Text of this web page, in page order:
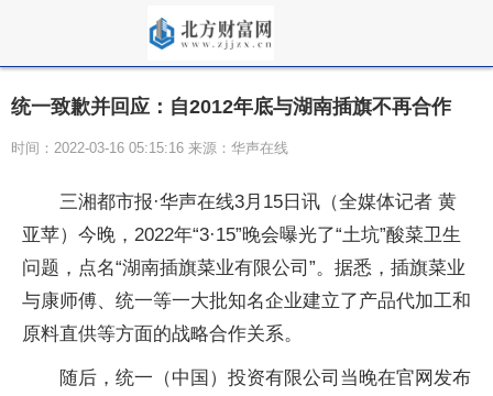
统一致歉并回应：自2012年底与湖南插旗不再合作
时间：2022-03-16 05:15:16 来源：华声在线
三湘都市报·华声在线3月15日讯（全媒体记者 黄
亚苹）今晚，2022年“3·15”晚会曝光了“土坑”酸菜卫生
问题，点名“湖南插旗菜业有限公司”。据悉，插旗菜业
与康师傅、统一等一大批知名企业建立了产品代加工和
原料直供等方面的战略合作关系。
随后，统一（中国）投资有限公司当晚在官网发布